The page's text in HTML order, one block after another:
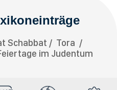
Schabbat
Tora
im Judentum